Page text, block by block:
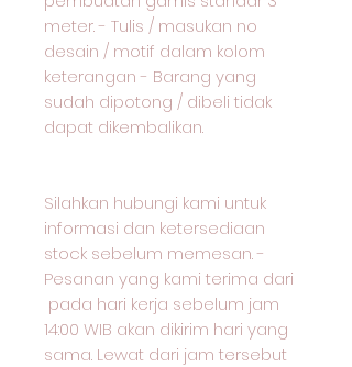
meter. - Tulis / masukan no
desain / motif dalam kolom
keterangan - Barang yang
sudah dipotong / dibeli tidak
dapat dikembalikan.
Silahkan hubungi kami untuk
informasi dan ketersediaan
stock sebelum memesan. -
Pesanan yang kami terima dari
pada hari kerja sebelum jam
14:00 WIB akan dikirim hari yang
sama. Lewat dari jam tersebut